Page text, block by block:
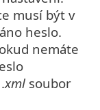
musí být v
heslo.
nemáte
xml soubor